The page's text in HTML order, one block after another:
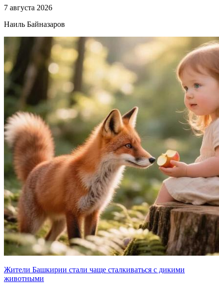
7 августа 2026
Наиль Байназаров
Жители Башкирии стали чаще сталкиваться с дикими
животными